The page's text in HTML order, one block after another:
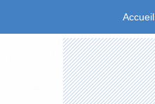
Accueil